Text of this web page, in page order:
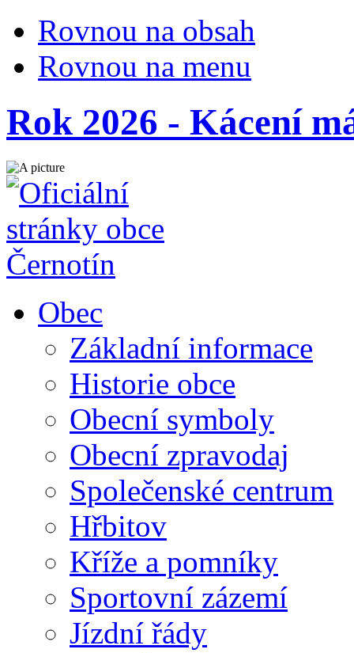
Rovnou na obsah
Rovnou na menu
Rok 2026 - Kácení
Obec
Základní informace
Historie obce
Obecní symboly
Obecní zpravodaj
Společenské centrum
Hřbitov
Kříže a pomníky
Sportovní zázemí
Jízdní řády